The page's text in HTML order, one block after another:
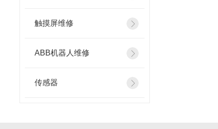
触摸屏维修
ABB机器人维修
传感器